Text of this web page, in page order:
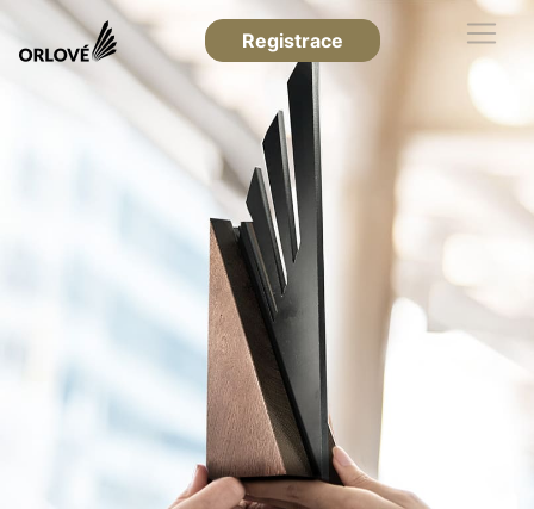
Registrace